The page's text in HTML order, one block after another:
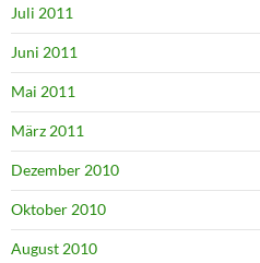
Juli 2011
Juni 2011
Mai 2011
März 2011
Dezember 2010
Oktober 2010
August 2010